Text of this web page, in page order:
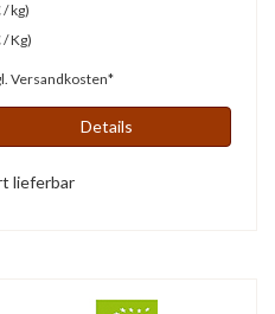
kg)
Kg)
Versandkosten*
Details
lieferbar